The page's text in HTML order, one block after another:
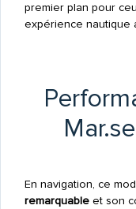
premier plan pour
expérience nautique
En navigation, ce
remarquableet son